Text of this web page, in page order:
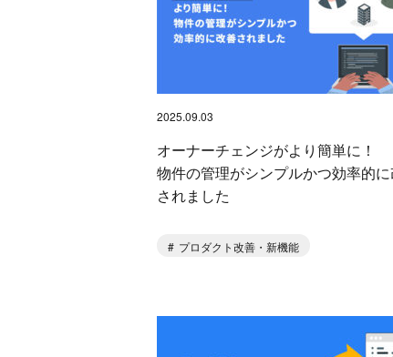
2025.09.03
オーナーチェンジがより簡単に！
物件の管理がシンプルかつ効率的
されました
プロダクト改善・新機能